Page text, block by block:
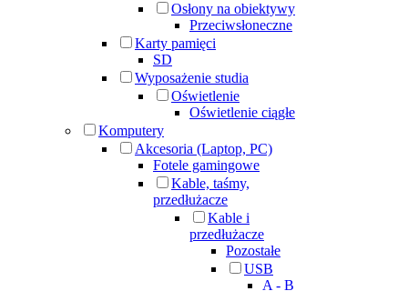
Osłony na obiektywy
Przeciwsłoneczne
Karty pamięci
SD
Wyposażenie studia
Oświetlenie
Oświetlenie ciągłe
Komputery
Akcesoria (Laptop, PC)
Fotele gamingowe
Kable, taśmy,
przedłużacze
Kable i
przedłużacze
Pozostałe
USB
A - B